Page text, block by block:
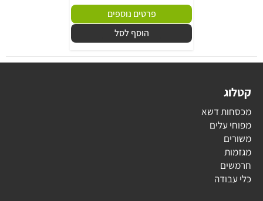
פרטים נוספים
הוסף לסל
קטלוג
מכסחות דשא
מפוחי עלים
משורים
מגזמות
חרמשים
כלי עבודה